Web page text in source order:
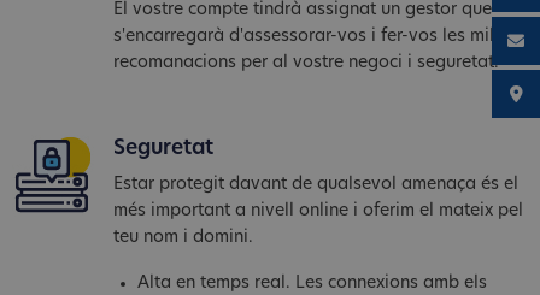
El vostre compte tindrà assignat un gestor que
s'encarregarà d'assessorar-vos i fer-vos les millors
recomanacions per al vostre negoci i seguretat.
Seguretat
Estar protegit davant de qualsevol amenaça és el
més important a nivell online i oferim el mateix pel
teu nom i domini.
Alta en temps real. Les connexions amb els